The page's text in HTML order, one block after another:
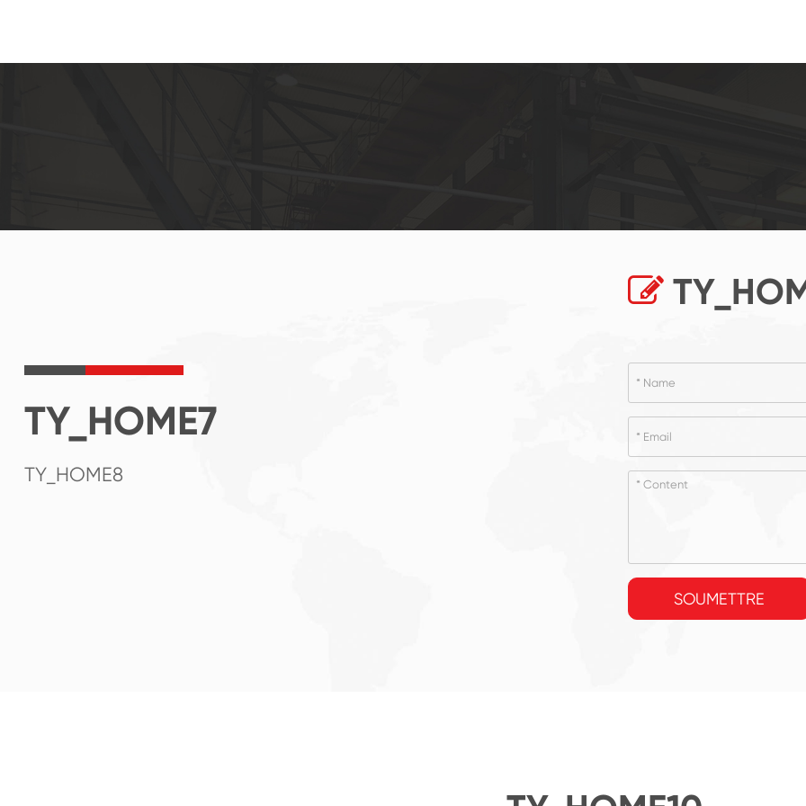
TY_HOME7
TY_HOME8
SOUMETTRE